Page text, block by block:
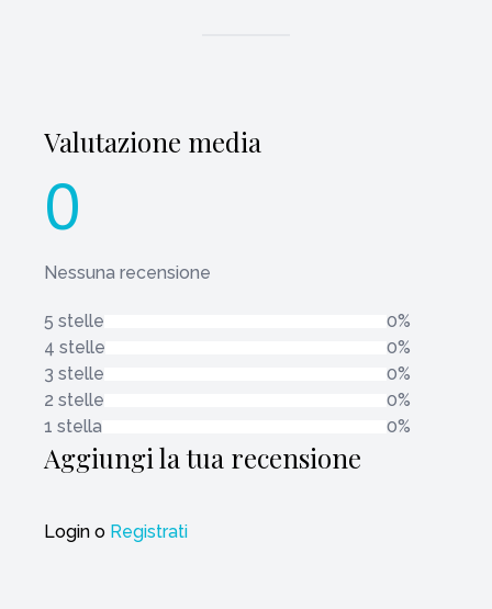
Valutazione media
0
Nessuna recensione
5 stelle
0%
4 stelle
0%
3 stelle
0%
2 stelle
0%
1 stella
0%
Aggiungi la tua recensione
Login o Registrati